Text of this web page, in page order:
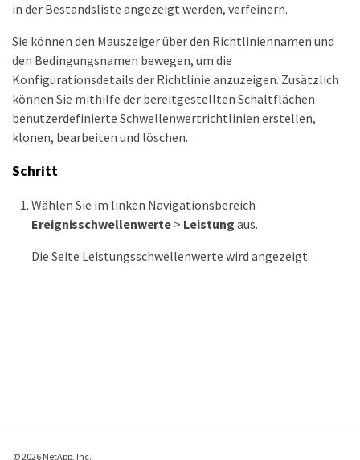
in der Bestandsliste angezeigt werden, verfeinern.
Sie können den Mauszeiger über den Richtliniennamen und
den Bedingungsnamen bewegen, um die
Konfigurationsdetails der Richtlinie anzuzeigen. Zusätzlich
können Sie mithilfe der bereitgestellten Schaltflächen
benutzerdefinierte Schwellenwertrichtlinien erstellen,
klonen, bearbeiten und löschen.
Schritt
Wählen Sie im linken Navigationsbereich
Ereignisschwellenwerte > Leistung aus.
Die Seite Leistungsschwellenwerte wird angezeigt.
© 2026 NetApp, Inc.